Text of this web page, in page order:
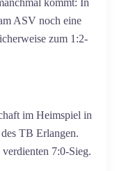
kommt: In
ASV noch eine
zum 1:2-
im Heimspiel in
TB Erlangen.
7:0-Sieg.